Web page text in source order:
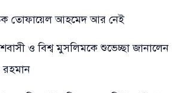
তোফায়েল আহমেদ আর নেই
ও বিশ্ব মুসলিমকে শুভেচ্ছা জানালেন
রহমান